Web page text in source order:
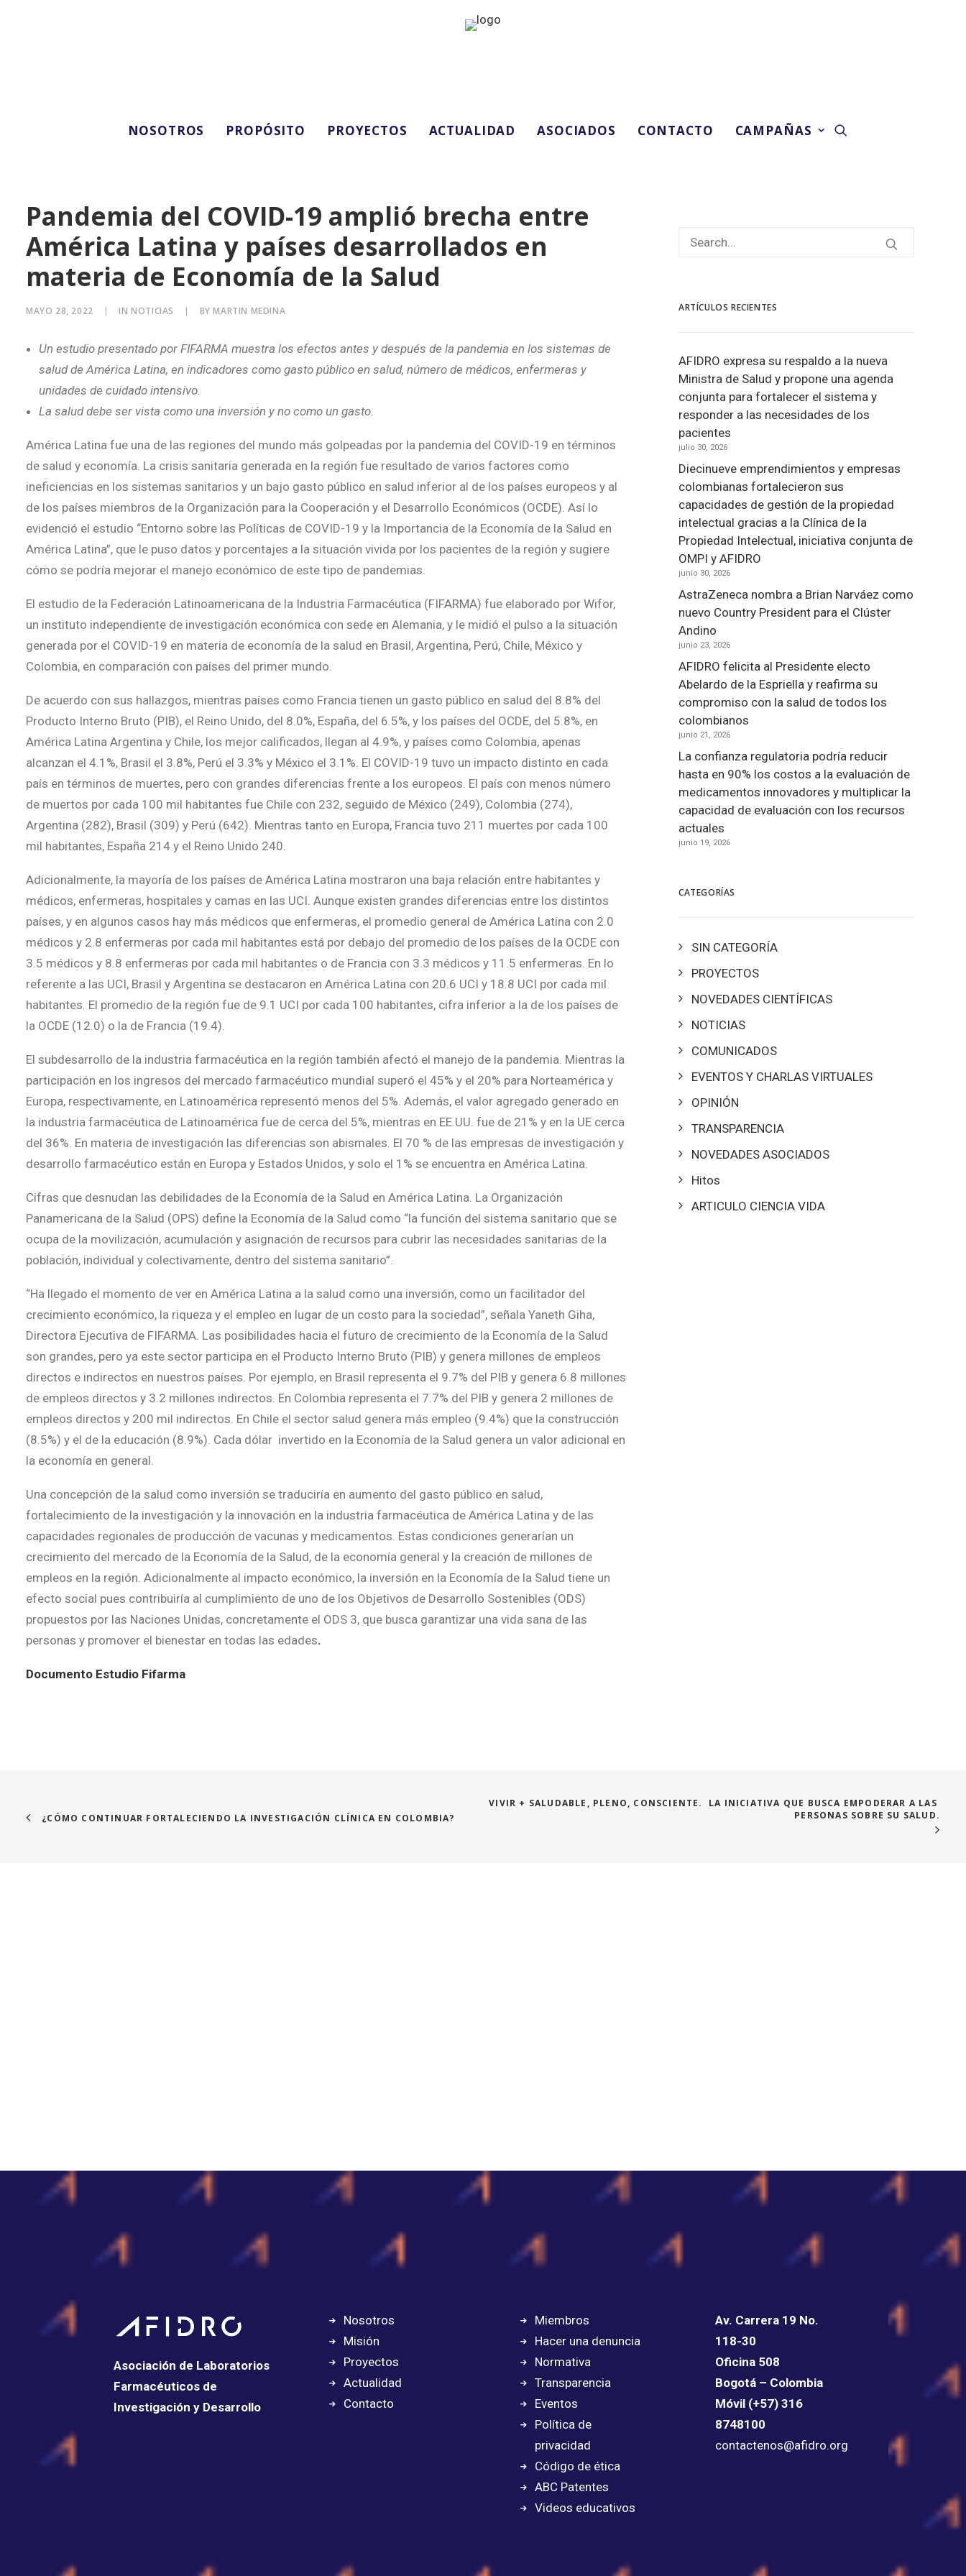
NOSOTROS PROPÓSITO PROYECTOS ACTUALIDAD ASOCIADOS CONTACTO CAMPAÑAS
Pandemia del COVID-19 amplió brecha entre
América Latina y países desarrollados en
materia de Economía de la Salud
MAYO 28, 2022 | INNOTICIAS | BYMARTIN MEDINA
Un estudio presentado por FIFARMA muestra los efectos antes y después de la pandemia en los sistemas de
salud de América Latina, en indicadores como gasto público en salud, número de médicos, enfermeras y
unidades de cuidado intensivo.
La salud debe ser vista como una inversión y no como un gasto.
América Latina fue una de las regiones del mundo más golpeadas por la pandemia del COVID-19 en términos
de salud y economía. La crisis sanitaria generada en la región fue resultado de varios factores como
ineficiencias en los sistemas sanitarios y un bajo gasto público en salud inferior al de los países europeos y al
de los países miembros de la Organización para la Cooperación y el Desarrollo Económicos (OCDE). Así lo
evidenció el estudio “Entorno sobre las Políticas de COVID-19 y la Importancia de la Economía de la Salud en
América Latina”, que le puso datos y porcentajes a la situación vivida por los pacientes de la región y sugiere
cómo se podría mejorar el manejo económico de este tipo de pandemias.
El estudio de la Federación Latinoamericana de la Industria Farmacéutica (FIFARMA) fue elaborado por Wifor,
un instituto independiente de investigación económica con sede en Alemania, y le midió el pulso a la situación
generada por el COVID-19 en materia de economía de la salud en Brasil, Argentina, Perú, Chile, México y
Colombia, en comparación con países del primer mundo.
De acuerdo con sus hallazgos, mientras países como Francia tienen un gasto público en salud del 8.8% del
Producto Interno Bruto (PIB), el Reino Unido, del 8.0%, España, del 6.5%, y los países del OCDE, del 5.8%, en
América Latina Argentina y Chile, los mejor calificados, llegan al 4.9%, y países como Colombia, apenas
alcanzan el 4.1%, Brasil el 3.8%, Perú el 3.3% y México el 3.1%. El COVID-19 tuvo un impacto distinto en cada
país en términos de muertes, pero con grandes diferencias frente a los europeos. El país con menos número
de muertos por cada 100 mil habitantes fue Chile con 232, seguido de México (249), Colombia (274),
Argentina (282), Brasil (309) y Perú (642). Mientras tanto en Europa, Francia tuvo 211 muertes por cada 100
mil habitantes, España 214 y el Reino Unido 240.
Adicionalmente, la mayoría de los países de América Latina mostraron una baja relación entre habitantes y
médicos, enfermeras, hospitales y camas en las UCI. Aunque existen grandes diferencias entre los distintos
países, y en algunos casos hay más médicos que enfermeras, el promedio general de América Latina con 2.0
médicos y 2.8 enfermeras por cada mil habitantes está por debajo del promedio de los países de la OCDE con
3.5 médicos y 8.8 enfermeras por cada mil habitantes o de Francia con 3.3 médicos y 11.5 enfermeras. En lo
referente a las UCI, Brasil y Argentina se destacaron en América Latina con 20.6 UCI y 18.8 UCI por cada mil
habitantes. El promedio de la región fue de 9.1 UCI por cada 100 habitantes, cifra inferior a la de los países de
la OCDE (12.0) o la de Francia (19.4).
El subdesarrollo de la industria farmacéutica en la región también afectó el manejo de la pandemia. Mientras la
participación en los ingresos del mercado farmacéutico mundial superó el 45% y el 20% para Norteamérica y
Europa, respectivamente, en Latinoamérica representó menos del 5%. Además, el valor agregado generado en
la industria farmacéutica de Latinoamérica fue de cerca del 5%, mientras en EE.UU. fue de 21% y en la UE cerca
del 36%. En materia de investigación las diferencias son abismales. El 70 % de las empresas de investigación y
desarrollo farmacéutico están en Europa y Estados Unidos, y solo el 1% se encuentra en América Latina.
Cifras que desnudan las debilidades de la Economía de la Salud en América Latina. La Organización
Panamericana de la Salud (OPS) define la Economía de la Salud como “la función del sistema sanitario que se
ocupa de la movilización, acumulación y asignación de recursos para cubrir las necesidades sanitarias de la
población, individual y colectivamente, dentro del sistema sanitario”.
“Ha llegado el momento de ver en América Latina a la salud como una inversión, como un facilitador del
crecimiento económico, la riqueza y el empleo en lugar de un costo para la sociedad”, señala Yaneth Giha,
Directora Ejecutiva de FIFARMA. Las posibilidades hacia el futuro de crecimiento de la Economía de la Salud
son grandes, pero ya este sector participa en el Producto Interno Bruto (PIB) y genera millones de empleos
directos e indirectos en nuestros países. Por ejemplo, en Brasil representa el 9.7% del PIB y genera 6.8 millones
de empleos directos y 3.2 millones indirectos. En Colombia representa el 7.7% del PIB y genera 2 millones de
empleos directos y 200 mil indirectos. En Chile el sector salud genera más empleo (9.4%) que la construcción
(8.5%) y el de la educación (8.9%). Cada dólar invertido en la Economía de la Salud genera un valor adicional en
la economía en general.
Una concepción de la salud como inversión se traduciría en aumento del gasto público en salud,
fortalecimiento de la investigación y la innovación en la industria farmacéutica de América Latina y de las
capacidades regionales de producción de vacunas y medicamentos. Estas condiciones generarían un
crecimiento del mercado de la Economía de la Salud, de la economía general y la creación de millones de
empleos en la región. Adicionalmente al impacto económico, la inversión en la Economía de la Salud tiene un
efecto social pues contribuiría al cumplimiento de uno de los Objetivos de Desarrollo Sostenibles (ODS)
propuestos por las Naciones Unidas, concretamente el ODS 3, que busca garantizar una vida sana de las
personas y promover el bienestar en todas las edades.
Documento Estudio Fifarma
ARTÍCULOS RECIENTES
AFIDRO expresa su respaldo a la nueva
Ministra de Salud y propone una agenda
conjunta para fortalecer el sistema y
responder a las necesidades de los
pacientes
julio 30, 2026
Diecinueve emprendimientos y empresas
colombianas fortalecieron sus
capacidades de gestión de la propiedad
intelectual gracias a la Clínica de la
Propiedad Intelectual, iniciativa conjunta de
OMPI y AFIDRO
junio 30, 2026
AstraZeneca nombra a Brian Narváez como
nuevo Country President para el Clúster
Andino
junio 23, 2026
AFIDRO felicita al Presidente electo
Abelardo de la Espriella y reafirma su
compromiso con la salud de todos los
colombianos
junio 21, 2026
La confianza regulatoria podría reducir
hasta en 90% los costos a la evaluación de
medicamentos innovadores y multiplicar la
capacidad de evaluación con los recursos
actuales
junio 19, 2026
CATEGORÍAS
SIN CATEGORÍA
PROYECTOS
NOVEDADES CIENTÍFICAS
NOTICIAS
COMUNICADOS
EVENTOS Y CHARLAS VIRTUALES
OPINIÓN
TRANSPARENCIA
NOVEDADES ASOCIADOS
Hitos
ARTICULO CIENCIA VIDA
¿CÓMO CONTINUAR FORTALECIENDO LA INVESTIGACIÓN CLÍNICA EN COLOMBIA?
VIVIR + SALUDABLE, PLENO, CONSCIENTE.  LA INICIATIVA QUE BUSCA EMPODERAR A LAS
PERSONAS SOBRE SU SALUD.
Asociación de Laboratorios
Farmacéuticos de
Investigación y Desarrollo
Nosotros
Misión
Proyectos
Actualidad
Contacto
Miembros
Hacer una denuncia
Normativa
Transparencia
Eventos
Política de
privacidad
Código de ética
ABC Patentes
Videos educativos
Av. Carrera 19 No.
118-30
Oficina 508
Bogotá – Colombia
Móvil (+57) 316
8748100
contactenos@afidro.org